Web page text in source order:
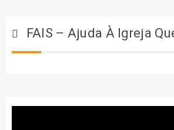
FAIS – Ajuda À Igreja